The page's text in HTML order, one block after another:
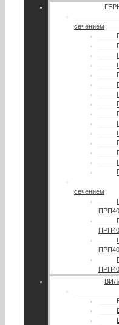
сечением
сечением